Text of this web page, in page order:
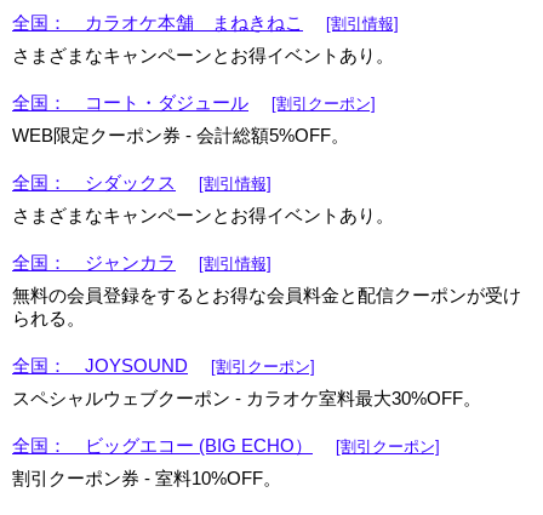
全国： カラオケ本舗 まねきねこ [割引情報]
さまざまなキャンペーンとお得イベントあり。
全国： コート・ダジュール [割引クーポン]
WEB限定クーポン券 - 会計総額5%OFF。
全国： シダックス [割引情報]
さまざまなキャンペーンとお得イベントあり。
全国： ジャンカラ [割引情報]
無料の会員登録をするとお得な会員料金と配信クーポンが受け
られる。
全国： JOYSOUND [割引クーポン]
スペシャルウェブクーポン - カラオケ室料最大30%OFF。
全国： ビッグエコー (BIG ECHO） [割引クーポン]
割引クーポン券 - 室料10%OFF。